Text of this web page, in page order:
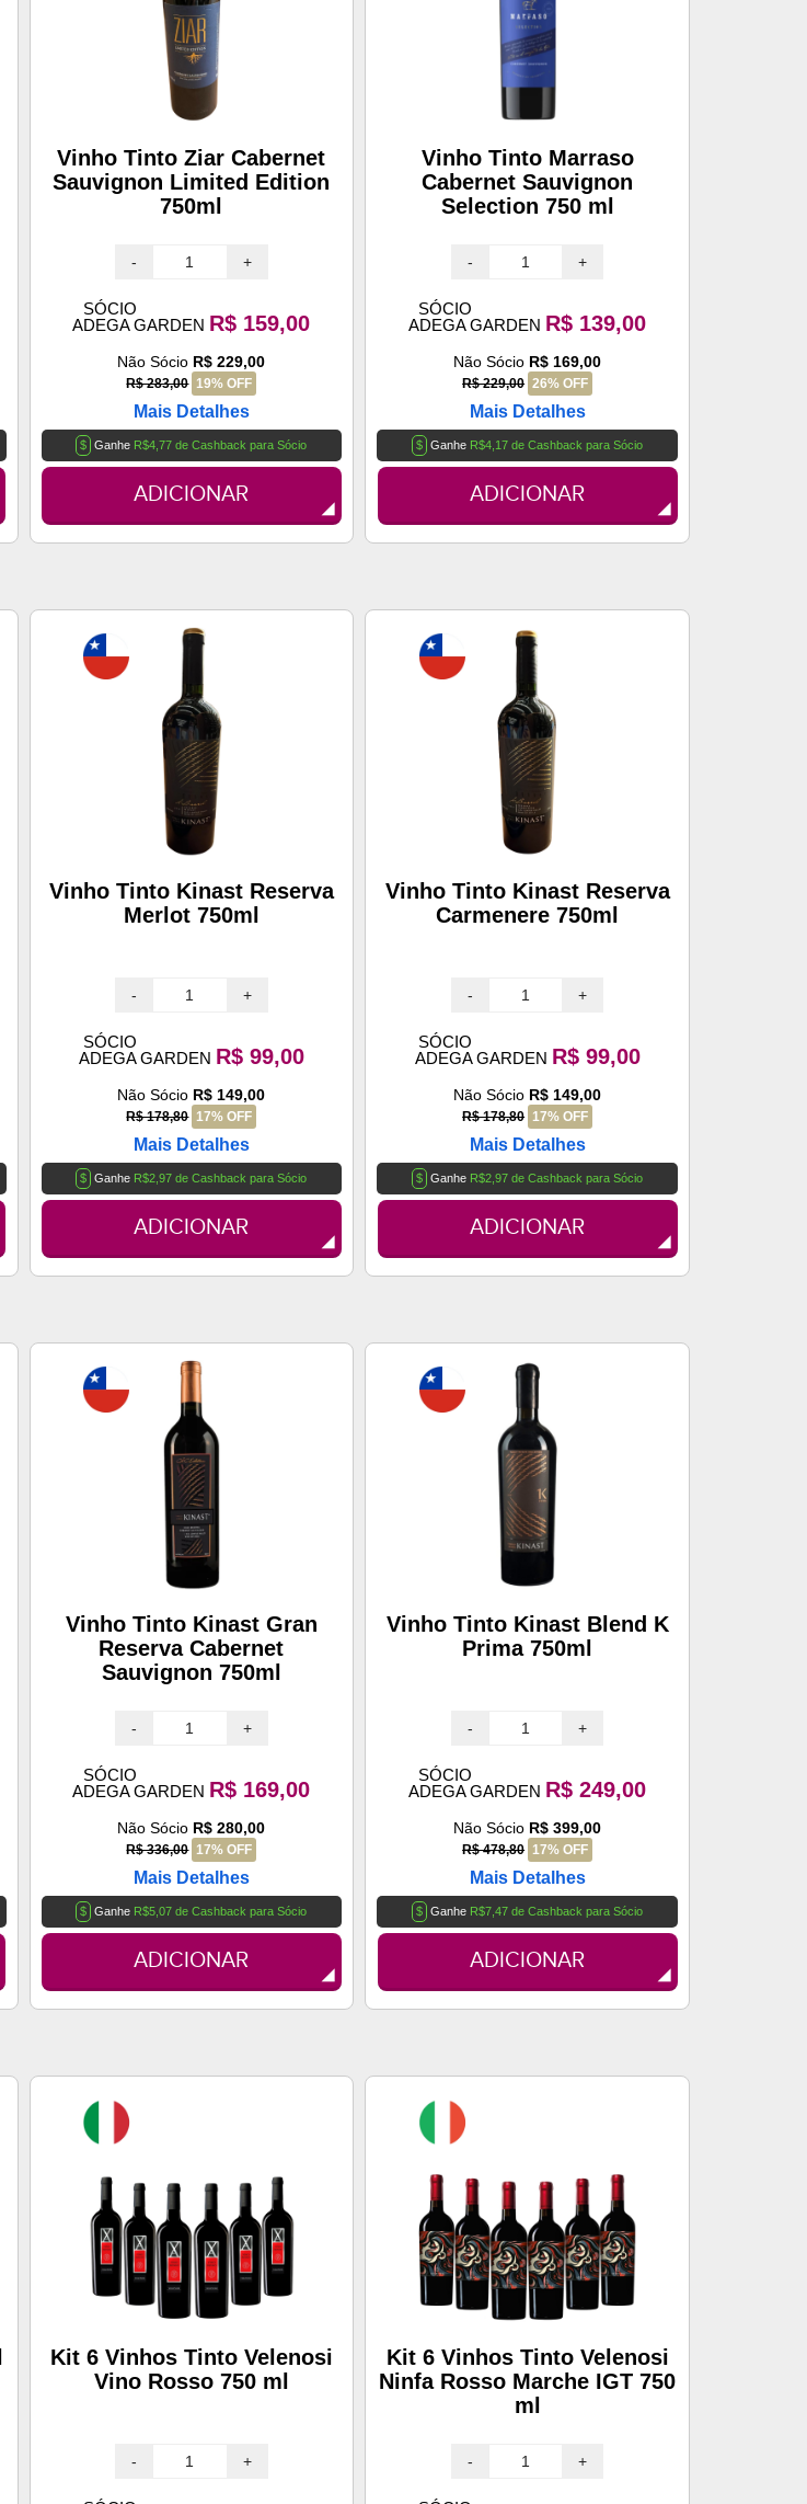
Vinho Tinto Ziar Cabernet
Sauvignon Limited Edition
750ml
- +
SÓCIO
ADEGA GARDEN R$ 159,00
Não Sócio R$ 229,00
R$ 283,00 19% OFF
Mais Detalhes
$ Ganhe R$4,77 de Cashback para Sócio
ADICIONAR
Vinho Tinto Marraso
Cabernet Sauvignon
Selection 750 ml
- +
SÓCIO
ADEGA GARDEN R$ 139,00
Não Sócio R$ 169,00
R$ 229,00 26% OFF
Mais Detalhes
$ Ganhe R$4,17 de Cashback para Sócio
ADICIONAR
Vinho Tinto Kinast Reserva
Merlot 750ml
- +
SÓCIO
ADEGA GARDEN R$ 99,00
Não Sócio R$ 149,00
R$ 178,80 17% OFF
Mais Detalhes
$ Ganhe R$2,97 de Cashback para Sócio
ADICIONAR
Vinho Tinto Kinast Reserva
Carmenere 750ml
- +
SÓCIO
ADEGA GARDEN R$ 99,00
Não Sócio R$ 149,00
R$ 178,80 17% OFF
Mais Detalhes
$ Ganhe R$2,97 de Cashback para Sócio
ADICIONAR
Vinho Tinto Kinast Gran
Reserva Cabernet
Sauvignon 750ml
- +
SÓCIO
ADEGA GARDEN R$ 169,00
Não Sócio R$ 280,00
R$ 336,00 17% OFF
Mais Detalhes
$ Ganhe R$5,07 de Cashback para Sócio
ADICIONAR
Vinho Tinto Kinast Blend K
Prima 750ml
- +
SÓCIO
ADEGA GARDEN R$ 249,00
Não Sócio R$ 399,00
R$ 478,80 17% OFF
Mais Detalhes
$ Ganhe R$7,47 de Cashback para Sócio
ADICIONAR
Kit 6 Vinhos Tinto Velenosi
Vino Rosso 750 ml
- +
Kit 6 Vinhos Tinto Velenosi
Ninfa Rosso Marche IGT 750
ml
- +